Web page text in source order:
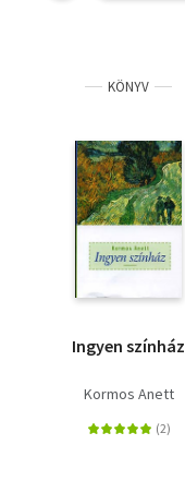
KÖNYV
Ingyen színház
Kormos Anett